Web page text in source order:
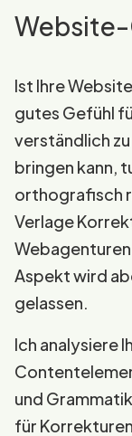
Ist Ihre
gutes Gefühl
verständlich
bringen kann,
orthografisch
Verlage
Aspekt wird
gelassen.
Ich analysiere
und
für